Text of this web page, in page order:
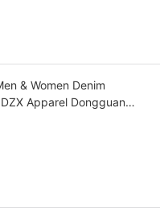
& Women Denim
Apparel Dongguan